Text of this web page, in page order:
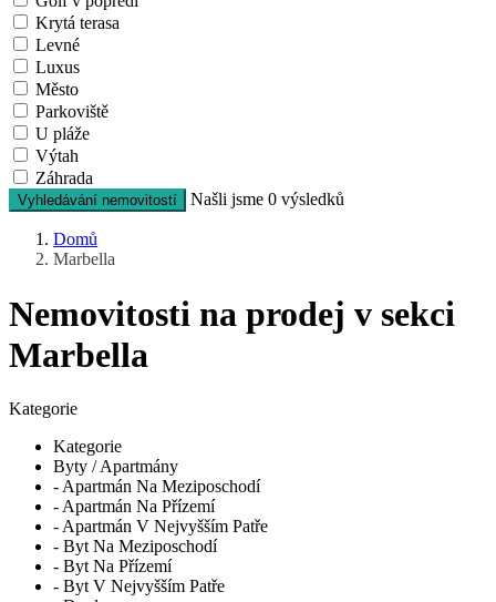
Krytá terasa
Levné
Luxus
Město
Parkoviště
U pláže
Výtah
Záhrada
Vyhledávání nemovitostí Našli jsme0 výsledků
Domů
Marbella
Nemovitosti na prodej v sekci
Marbella
Kategorie
Kategorie
Byty / Apartmány
- Apartmán Na Meziposchodí
- Apartmán Na Přízemí
- Apartmán V Nejvyšším Patře
- Byt Na Meziposchodí
- Byt Na Přízemí
- Byt V Nejvyšším Patře